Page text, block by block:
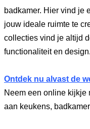
badkamer. Hier vind je
jouw ideale ruimte te
collecties vind je altijd
functionaliteit en design.
Ontdek nu alvast de
Neem een online kijkje
aan keukens,